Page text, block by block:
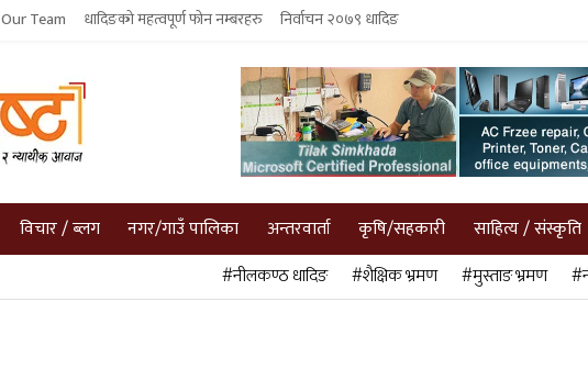
Our Team धादिङको महत्वपूर्ण फोन नम्बरहरु निर्वाचन २०७९ धादिङ
विचार / ब्लग नगर/गाउँ पालिका अन्तरवार्ता कृषि/सहकारी साहित्य / संस्कृति
#नीलकण्ठ धादिङ #शैक्षिक भ्रमण #मुस्ताङ भ्रमण